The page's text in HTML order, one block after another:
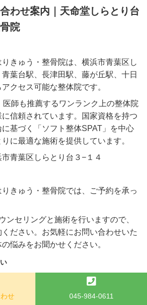
わせ案内｜天命堂しらとり台
院
きゅう・整骨院は、横浜市青葉区し
葉台駅、長津田駅、藤が丘駅、十日
クセス可能な整体院です。
師も推薦するワンランク上の整体院
信頼されています。国家資格を持つ
基づく「ソフト整体SPAT」を中心
に最適な施術を提供しています。
市青葉区しらとり台３−１４
きゅう・整骨院では、ご予約を承っ
ンセリングと施術を行いますので、
ださい。お気軽にお問い合わせいた
悩みをお聞かせください。
な痛み、姿勢の悪さなど、どんな小さ
せ 045-984-0611